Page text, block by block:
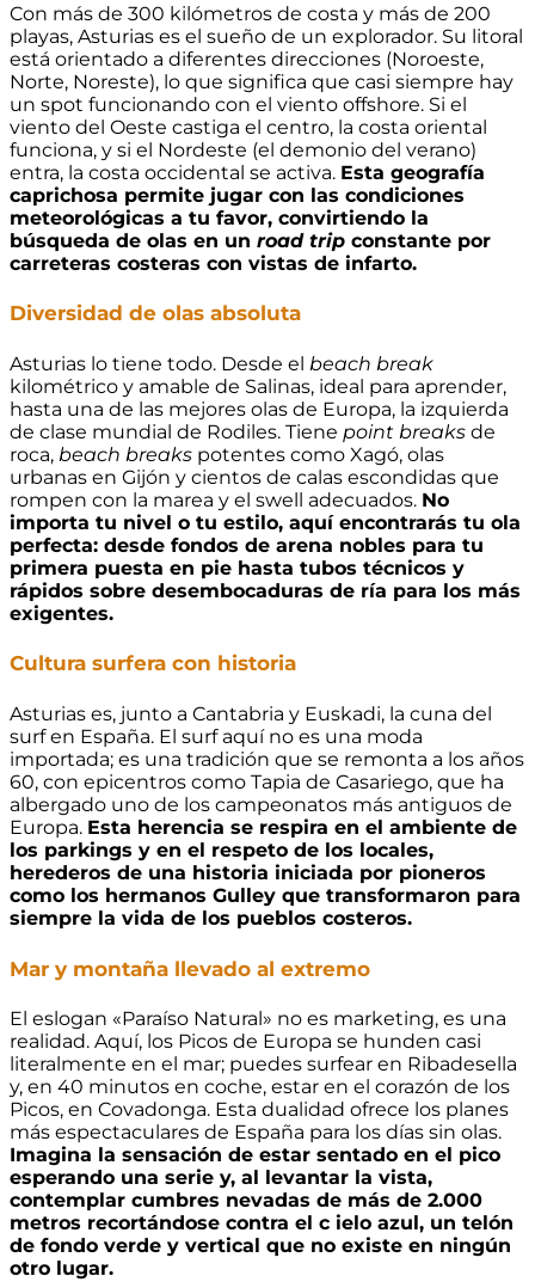
Con más de 300 kilómetros de costa y más de 200
playas, Asturias es el sueño de un explorador. Su litoral
está orientado a diferentes direcciones (Noroeste,
Norte, Noreste), lo que significa que casi siempre hay
un spot funcionando con el viento offshore. Si el
viento del Oeste castiga el centro, la costa oriental
funciona, y si el Nordeste (el demonio del verano)
entra, la costa occidental se activa. Esta geografía
caprichosa permite jugar con las condiciones
meteorológicas a tu favor, convirtiendo la
búsqueda de olas en un road trip constante por
carreteras costeras con vistas de infarto.
Diversidad de olas absoluta
Asturias lo tiene todo. Desde el beach break
kilométrico y amable de Salinas, ideal para aprender,
hasta una de las mejores olas de Europa, la izquierda
de clase mundial de Rodiles. Tiene point breaks de
roca, beach breaks potentes como Xagó, olas
urbanas en Gijón y cientos de calas escondidas que
rompen con la marea y el swell adecuados. No
importa tu nivel o tu estilo, aquí encontrarás tu ola
perfecta: desde fondos de arena nobles para tu
primera puesta en pie hasta tubos técnicos y
rápidos sobre desembocaduras de ría para los más
exigentes.
Cultura surfera con historia
Asturias es, junto a Cantabria y Euskadi, la cuna del
surf en España. El surf aquí no es una moda
importada; es una tradición que se remonta a los años
60, con epicentros como Tapia de Casariego, que ha
albergado uno de los campeonatos más antiguos de
Europa. Esta herencia se respira en el ambiente de
los parkings y en el respeto de los locales,
herederos de una historia iniciada por pioneros
como los hermanos Gulley que transformaron para
siempre la vida de los pueblos costeros.
Mar y montaña llevado al extremo
El eslogan «Paraíso Natural» no es marketing, es una
realidad. Aquí, los Picos de Europa se hunden casi
literalmente en el mar; puedes surfear en Ribadesella
y, en 40 minutos en coche, estar en el corazón de los
Picos, en Covadonga. Esta dualidad ofrece los planes
más espectaculares de España para los días sin olas.
Imagina la sensación de estar sentado en el pico
esperando una serie y, al levantar la vista,
contemplar cumbres nevadas de más de 2.000
metros recortándose contra el c ielo azul, un telón
de fondo verde y vertical que no existe en ningún
otro lugar.